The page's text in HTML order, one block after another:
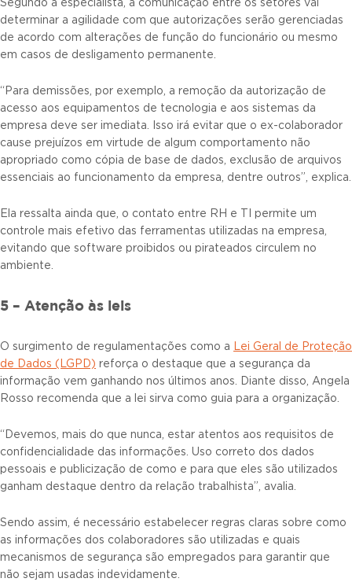
Segundo a especialista, a comunicação entre os setores vai
determinar a agilidade com que autorizações serão gerenciadas
de acordo com alterações de função do funcionário ou mesmo
em casos de desligamento permanente.
“Para demissões, por exemplo, a remoção da autorização de
acesso aos equipamentos de tecnologia e aos sistemas da
empresa deve ser imediata. Isso irá evitar que o ex-colaborador
cause prejuízos em virtude de algum comportamento não
apropriado como cópia de base de dados, exclusão de arquivos
essenciais ao funcionamento da empresa, dentre outros”, explica.
Ela ressalta ainda que, o contato entre RH e TI permite um
controle mais efetivo das ferramentas utilizadas na empresa,
evitando que software proibidos ou pirateados circulem no
ambiente.
5 – Atenção às leis
O surgimento de regulamentações como a Lei Geral de Proteção
de Dados (LGPD) reforça o destaque que a segurança da
informação vem ganhando nos últimos anos. Diante disso, Angela
Rosso recomenda que a lei sirva como guia para a organização.
“Devemos, mais do que nunca, estar atentos aos requisitos de
confidencialidade das informações. Uso correto dos dados
pessoais e publicização de como e para que eles são utilizados
ganham destaque dentro da relação trabalhista”, avalia.
Sendo assim, é necessário estabelecer regras claras sobre como
as informações dos colaboradores são utilizadas e quais
mecanismos de segurança são empregados para garantir que
não sejam usadas indevidamente.